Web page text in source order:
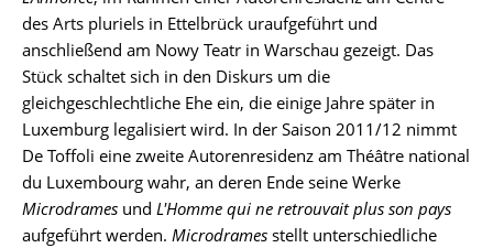
des Arts pluriels in Ettelbrück uraufgeführt und
anschließend am Nowy Teatr in Warschau gezeigt. Das
Stück schaltet sich in den Diskurs um die
gleichgeschlechtliche Ehe ein, die einige Jahre später in
Luxemburg legalisiert wird. In der Saison 2011/12 nimmt
De Toffoli eine zweite Autorenresidenz am Théâtre national
du Luxembourg wahr, an deren Ende seine Werke
Microdrames und L'Homme qui ne retrouvait plus son pays
aufgeführt werden. Microdrames stellt unterschiedliche